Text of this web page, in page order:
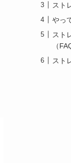
スト
やっ
スト
（
スト